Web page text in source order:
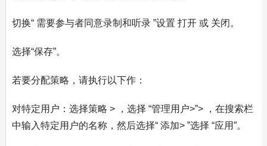
切换“ 需要参与者同意录制和听录 ”设置 打开 或 关闭。
选择“保存”。
若要分配策略，请执行以下作：
对特定用户：选择策略 > ，选择 “管理用户>”> ，在搜索栏
中输入特定用户的名称，然后选择“ 添加> ”选择 “应用”。